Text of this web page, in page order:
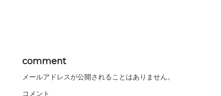
comment
メールアドレスが公開されることはありません。
コメント